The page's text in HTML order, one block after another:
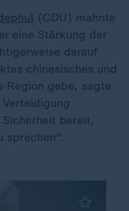
(CDU) mahnte
eine Stärkung der
darauf
chinesisches und
Region gebe, sagte
bereit,
sprechen".